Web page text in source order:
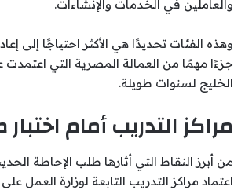
والعاملين في الخدمات والإنشاءات.
وهذه الفئات تحديدًا هي الأكثر احتياجًا إلى
جزءًا مهمًا من العمالة المصرية التي اعتمدت
الخليج لسنوات طويلة.
مراكز التدريب أمام
من أبرز النقاط التي أثارها طلب الإحاطة
اعتماد مراكز التدريب التابعة لوزارة العمل